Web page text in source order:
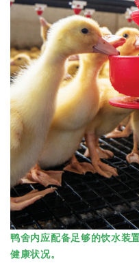
鸭舍内应配备足够的饮水装
健康状况。